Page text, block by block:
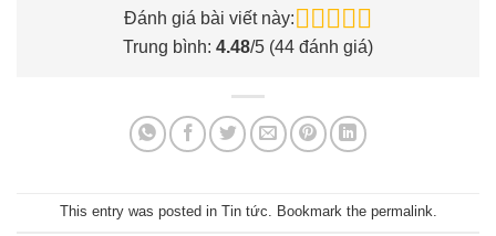
Đánh giá bài viết này:
Trung bình: 4.48/5 (44 đánh giá)
This entry was posted in Tin tức. Bookmark the permalink.